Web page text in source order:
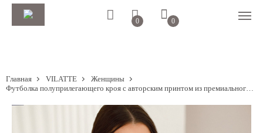
0 0
Главная VILATTE
Женщины
Футболка полуприлегающего кроя с авторским принтом из премиального хлопка с эластаном